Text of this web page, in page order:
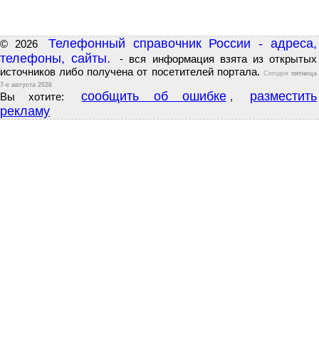
© 2026
Телефонный справочник России - адреса,
телефоны, сайты.
- вся информация взята из открытых
источников либо получена от посетителей портала. Сегодняпятница
7-е августа 2026
Вы хотите: сообщить об ошибке ,
разместить
рекламу